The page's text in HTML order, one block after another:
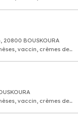
BOUSKOURA
vaccin, crèmes de
vaccin, crèmes de